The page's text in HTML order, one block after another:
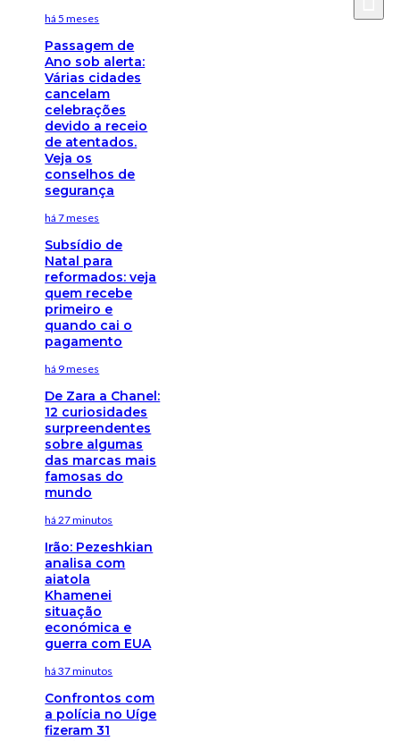
há 5 meses
Passagem de
Ano sob alerta:
Várias cidades
cancelam
celebrações
devido a receio
de atentados.
Veja os
conselhos de
segurança
há 7 meses
Subsídio de
Natal para
reformados: veja
quem recebe
primeiro e
quando cai o
pagamento
há 9 meses
De Zara a Chanel:
12 curiosidades
surpreendentes
sobre algumas
das marcas mais
famosas do
mundo
há 27 minutos
Irão: Pezeshkian
analisa com
aiatola
Khamenei
situação
económica e
guerra com EUA
há 37 minutos
Confrontos com
a polícia no Uíge
fizeram 31